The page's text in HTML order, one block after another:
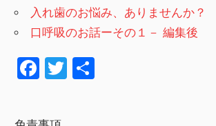
入れ歯のお悩み、ありませんか？
口呼吸のお話ーその１－ 編集後
F
T